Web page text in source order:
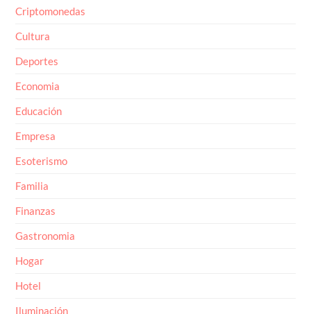
Criptomonedas
Cultura
Deportes
Economia
Educación
Empresa
Esoterismo
Familia
Finanzas
Gastronomia
Hogar
Hotel
Iluminación